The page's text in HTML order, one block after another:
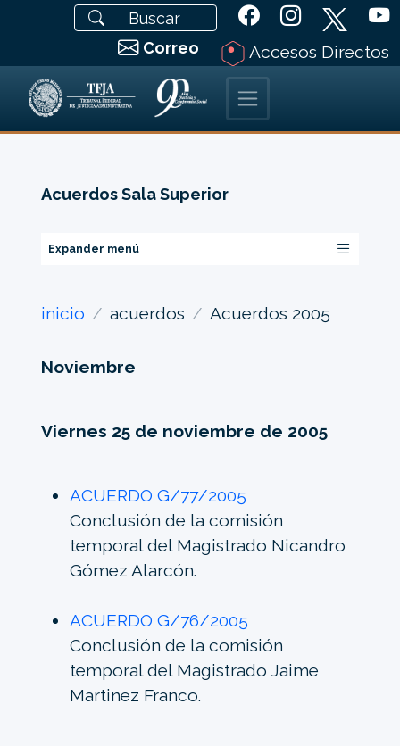
Correo Accesos Directos
Acuerdos Sala Superior
Expander menú
inicio acuerdos Acuerdos 2005
Noviembre
Viernes 25 de noviembre de 2005
ACUERDO G/77/2005
Conclusión de la comisión
temporal del Magistrado Nicandro
Gómez Alarcón.
ACUERDO G/76/2005
Conclusión de la comisión
temporal del Magistrado Jaime
Martinez Franco.